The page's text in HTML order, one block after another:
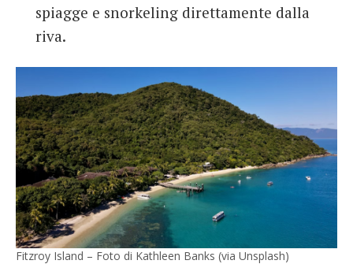
spiagge e snorkeling direttamente dalla
riva.
Fitzroy Island – Foto di Kathleen Banks (via Unsplash)